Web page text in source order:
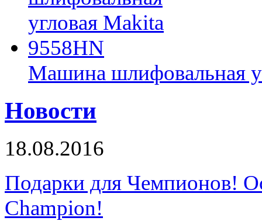
Машина шлифовальная
Новости
18.08.2016
Подарки для Чемпионов!
Champion!